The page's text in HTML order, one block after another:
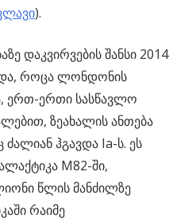
).
დაკვირვების შანსი 2014
როცა ლონდონის
ერთ-ერთი სასწავლო
ზეახალის ანთება
ჰგავდა Ia-ს. ეს
M82-ში,
წლის მანძილზე
რაიმე